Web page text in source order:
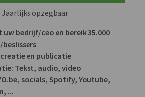
Jaarlijks opzegbaar
uw bedrijf/ceo en bereik 35.000
en publicatie
Tekst, audio, video
socials, Spotify, Youtube,
...